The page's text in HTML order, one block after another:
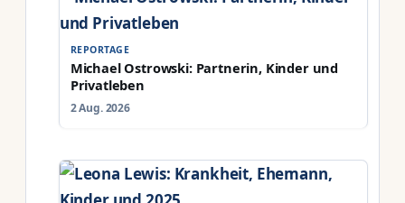
REPORTAGE
Michael Ostrowski: Partnerin, Kinder und
Privatleben
2 Aug. 2026